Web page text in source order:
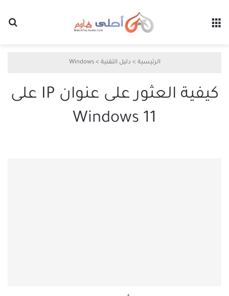
الرئيسية > دليل التقنية >
Windows
كيفية العثور على عنوان IP على
Windows 11